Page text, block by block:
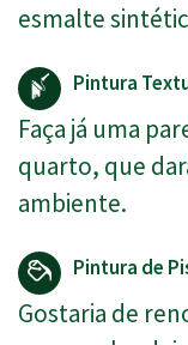
esmalte
Pintura
Faça já uma
quarto, que
ambiente.
Pintura de
Gostaria de